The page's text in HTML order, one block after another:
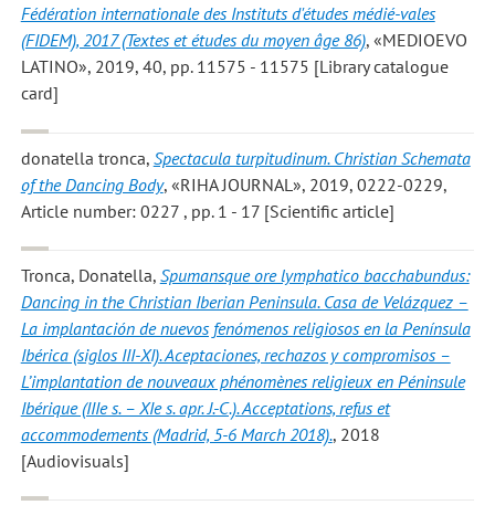
Fédération internationale des Instituts d'études médié-vales
(FIDEM), 2017 (Textes et études du moyen âge 86), «MEDIOEVO
LATINO», 2019, 40, pp. 11575 - 11575 [Library catalogue
card]
donatella tronca, Spectacula turpitudinum. Christian Schemata
of the Dancing Body, «RIHA JOURNAL», 2019, 0222-0229,
Article number: 0227 , pp. 1 - 17 [Scientific article]
Tronca, Donatella, Spumansque ore lymphatico bacchabundus:
Dancing in the Christian Iberian Peninsula. Casa de Velázquez –
La implantación de nuevos fenómenos religiosos en la Península
Ibérica (siglos III-XI). Aceptaciones, rechazos y compromisos –
L’implantation de nouveaux phénomènes religieux en Péninsule
Ibérique (IIIe s. – XIe s. apr. J.-C.). Acceptations, refus et
accommodements (Madrid, 5-6 March 2018)., 2018
[Audiovisuals]